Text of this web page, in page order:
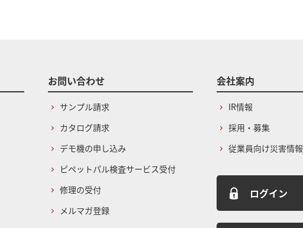
お問い合わせ
サンプル請求
カタログ請求
デモ機の申し込み
ピペットパル検査サービス受付
修理の受付
メルマガ登録
会社案内
IR情報
採用・募集
従業員向け災害情報
ログイン